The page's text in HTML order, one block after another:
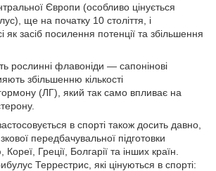
Європи (особливо цінується
ще на початку 10 століття, і
як засіб посилення потенції та збільшення
рослинні флавоніди — сапонінові
збільшенню кількості
(ЛГ), який так само впливає на
в спорті також досить давно,
передбачувальної підготовки
Греції, Болгарії та інших країн.
Террестрис, які цінуються в спорті: